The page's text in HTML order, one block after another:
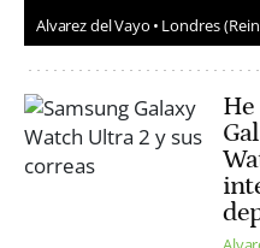
Alvarez del Vayo Londres
He